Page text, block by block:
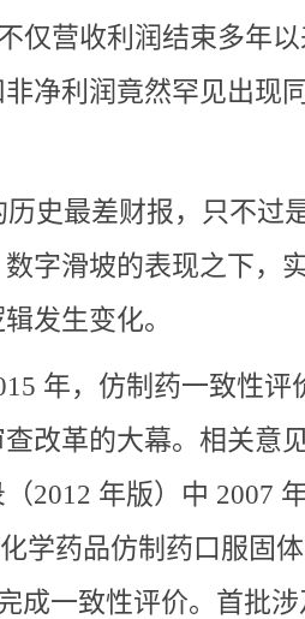
仅营收利润结束多年
净利润竟然罕见出现
历史最差财报，只不过
字滑坡的表现之下，
发生变化。
年，仿制药一致性评
改革的大幕。相关意
2012 年版）中 2007
学药品仿制药口服固
成一致性评价。首批涉